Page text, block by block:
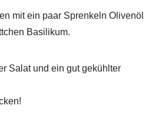
mit ein paar Sprenkeln Olivenöl
Basilikum.
Salat und ein gut gekühlter